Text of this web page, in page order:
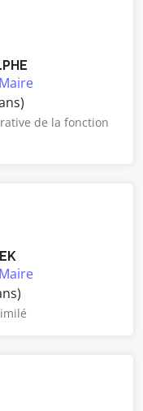
de la fonction